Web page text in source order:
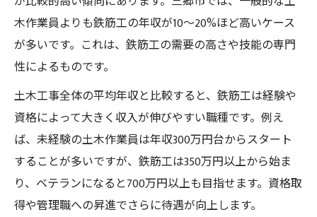
木作業員よりも鉄筋工の年収が10〜20%ほど高いケース
が多いです。これは、鉄筋工の需要の高さや技能の専門
性によるものです。
土木工事全体の平均年収と比較すると、鉄筋工は経験や
資格によって大きく収入が伸びやすい職種です。例え
ば、未経験の土木作業員は年収300万円台からスタート
することが多いですが、鉄筋工は350万円以上から始ま
り、ベテランになると700万円以上も目指せます。資格取
得や管理職への昇進でさらに待遇が向上します。